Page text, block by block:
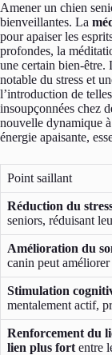
Amener un chien
bienveillantes. La
pour apaiser les
profondes, la
une certain bien-être.
notable du stress et
l’introduction de
insoupçonnées chez
nouvelle dynamique
énergie apaisante,
Point saillant
Réduction du
seniors, réduisant
Amélioration du
canin peut
Stimulation
mentalement actif,
Renforcement du
lien plus fort entre